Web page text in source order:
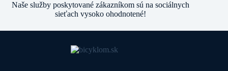
Naše služby poskytované zákazníkom sú na sociálnych
sieťach vysoko ohodnotené!